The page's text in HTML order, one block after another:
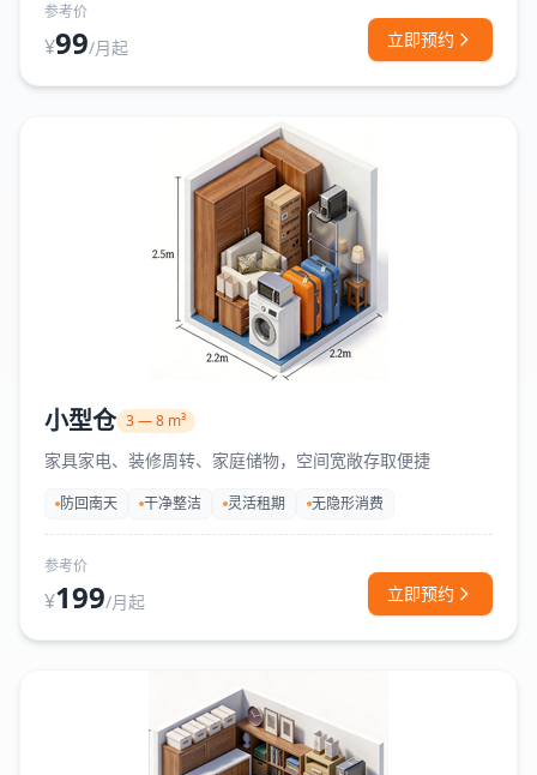
参考价
¥99/月起 立即预约
小型仓 3 — 8 m³
家具家电、装修周转、家庭储物，空间宽敞存取便捷
防回南天 干净整洁 灵活租期 无隐形消费
参考价
¥199/月起 立即预约